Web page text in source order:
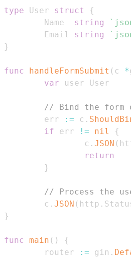
type User struct
{
        Name
string
        Email
string
}
func handleFormSubmit ( c *
var
// Bind the form
        err
:= c .
if err != nil
{
                c
. JSON (
return
}
// Process the
        c
. JSON ( http .
}
func main ( )
{
        router
:= gin .